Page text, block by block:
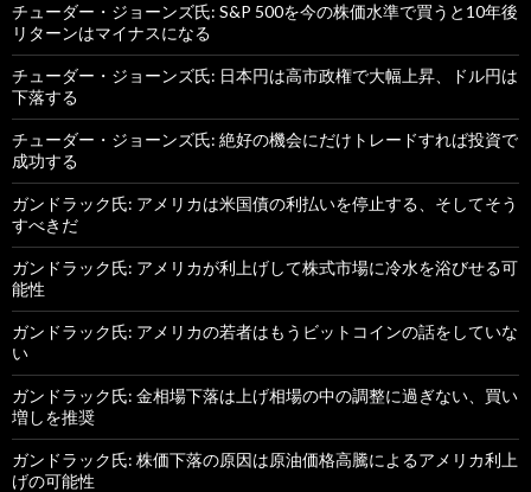
チューダー・ジョーンズ氏: S&P 500を今の株価水準で買うと10年後
リターンはマイナスになる
チューダー・ジョーンズ氏: 日本円は高市政権で大幅上昇、ドル円は
下落する
チューダー・ジョーンズ氏: 絶好の機会にだけトレードすれば投資で
成功する
ガンドラック氏: アメリカは米国債の利払いを停止する、そしてそう
すべきだ
ガンドラック氏: アメリカが利上げして株式市場に冷水を浴びせる可
能性
ガンドラック氏: アメリカの若者はもうビットコインの話をしていな
い
ガンドラック氏: 金相場下落は上げ相場の中の調整に過ぎない、買い
増しを推奨
ガンドラック氏: 株価下落の原因は原油価格高騰によるアメリカ利上
げの可能性